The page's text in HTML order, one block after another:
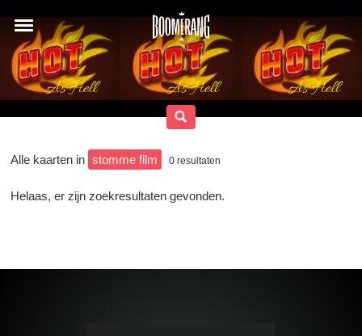
Alle kaarten in stomme film 0 resultaten
Helaas, er zijn zoekresultaten gevonden.